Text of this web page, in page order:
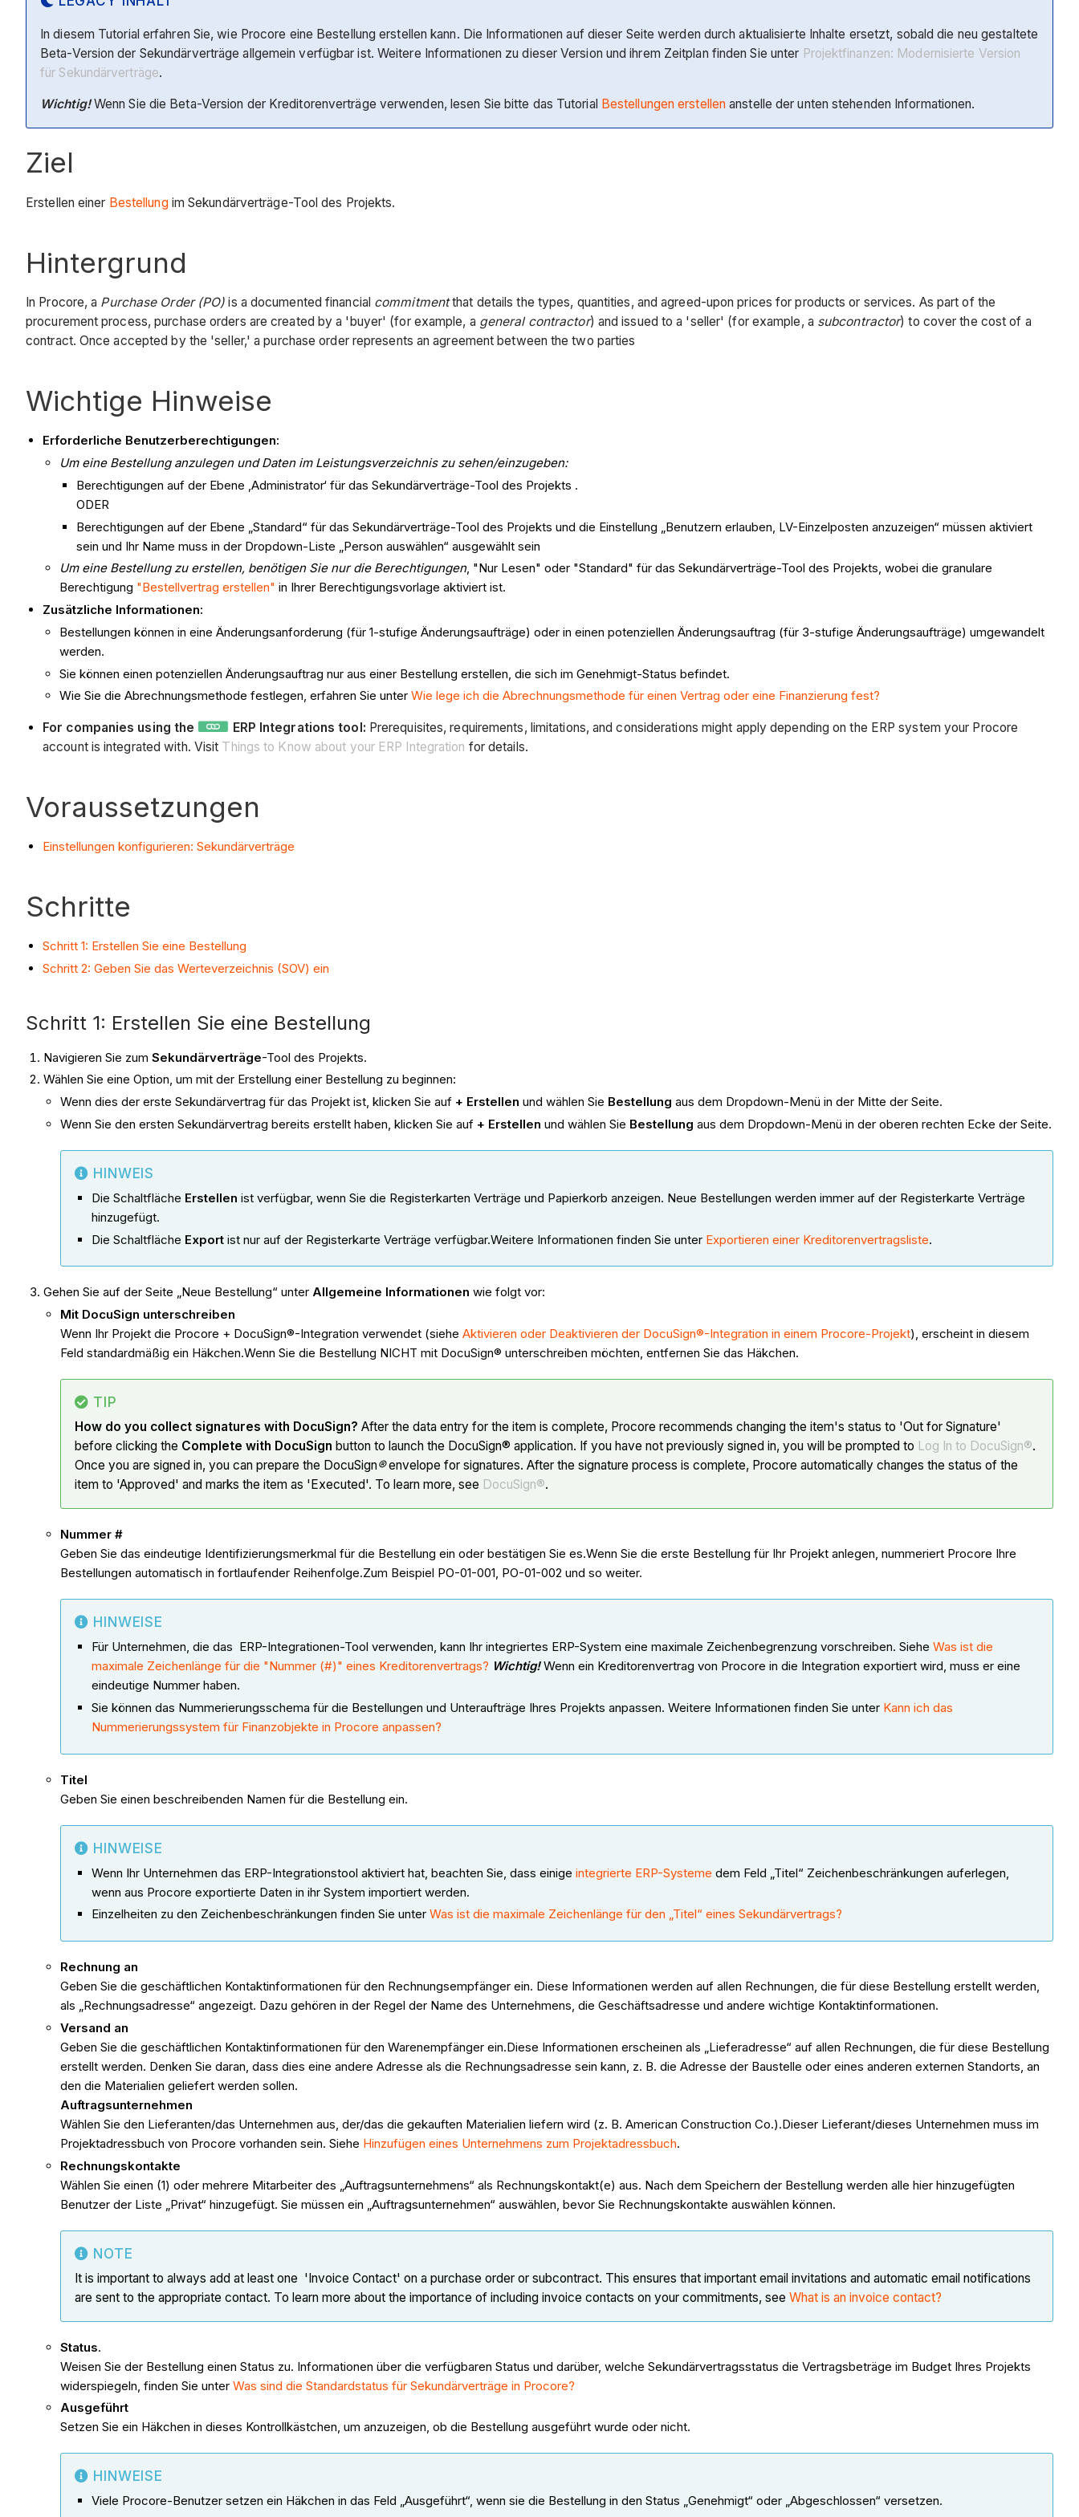
In diesem Tutorial erfahren Sie, wie Procore eine Bestellung erstellen kann. Die Informationen auf dieser Seite werden durch aktualisierte Inhalte ersetzt, sobald die neu gestaltete
Beta-Version der Sekundärverträge allgemein verfügbar ist. Weitere Informationen zu dieser Version und ihrem Zeitplan finden Sie unter Projektfinanzen: Modernisierte Version
für Sekundärverträge.
Wichtig!Wenn Sie die Beta-Version der Kreditorenverträge verwenden, lesen Sie bitte das Tutorial Bestellungen erstellen anstelle der unten stehenden Informationen.
Ziel
Erstellen einer Bestellungim Sekundärverträge-Tool des Projekts.
Hintergrund
In Procore, a Purchase Order (PO) is a documented financial commitmentthat details the types, quantities, and agreed-upon prices for products or services. As part of the
procurement process, purchase orders are created by a 'buyer' (for example, a general contractor) and issued to a 'seller' (for example, a subcontractor) to cover the cost of a
contract. Once accepted by the 'seller,' a purchase order represents an agreement between the two parties
Wichtige Hinweise
Erforderliche Benutzerberechtigungen:
Um eine Bestellung anzulegen und Daten im Leistungsverzeichnis zu sehen/einzugeben:
Berechtigungen auf der Ebene ‚Administrator‘ für das Sekundärverträge-Tool des Projekts .
ODER
Berechtigungen auf der Ebene „Standard“ für das Sekundärverträge-Tool des Projekts und die Einstellung „Benutzern erlauben, LV-Einzelposten anzuzeigen“ müssen aktiviert
sein und Ihr Name muss in der Dropdown-Liste „Person auswählen“ ausgewählt sein
Um eine Bestellung zu erstellen, benötigen Sie nur die Berechtigungen, "Nur Lesen" oder "Standard" für das Sekundärverträge-Tool des Projekts, wobei die granulare
Berechtigung "Bestellvertrag erstellen" in Ihrer Berechtigungsvorlage aktiviert ist.
Zusätzliche Informationen:
Bestellungen können in eine Änderungsanforderung (für 1-stufige Änderungsaufträge) oder in einen potenziellen Änderungsauftrag (für 3-stufige Änderungsaufträge) umgewandelt
werden.
Sie können einen potenziellen Änderungsauftrag nur aus einer Bestellung erstellen, die sich im Genehmigt-Status befindet.
Wie Sie die Abrechnungsmethode festlegen, erfahren Sie unter Wie lege ich die Abrechnungsmethode für einen Vertrag oder eine Finanzierung fest?
For companies using the ERP Integrations tool: Prerequisites, requirements, limitations, and considerations might apply depending on the ERP system your Procore
account is integrated with. Visit Things to Know about your ERP Integration for details.
Voraussetzungen
Einstellungen konfigurieren: Sekundärverträge
Schritte
Schritt 1: Erstellen Sie eine Bestellung
Schritt 2: Geben Sie das Werteverzeichnis (SOV) ein
Schritt 1: Erstellen Sie eine Bestellung
Navigieren Sie zumSekundärverträge-Tool des Projekts.
Wählen Sie eine Option, um mit der Erstellung einer Bestellung zu beginnen:
Wenn dies der erste Sekundärvertrag für das Projekt ist, klicken Sie auf + Erstellenund wählen Sie Bestellung aus dem Dropdown-Menü in der Mitte der Seite.
Wenn Sie den ersten Sekundärvertrag bereits erstellt haben, klicken Sie auf + Erstellenund wählen Sie Bestellung aus dem Dropdown-Menü in der oberen rechten Ecke der Seite.
HINWEIS
Die Schaltfläche Erstellen ist verfügbar, wenn Sie die Registerkarten Verträge und Papierkorb anzeigen. Neue Bestellungen werden immer auf der Registerkarte Verträge
hinzugefügt.
Die Schaltfläche Export ist nur auf der Registerkarte Verträge verfügbar.Weitere Informationen finden Sie unter Exportieren einer Kreditorenvertragsliste.
Gehen Sie auf der Seite „Neue Bestellung“ unter Allgemeine Informationen wie folgt vor:
Mit DocuSign unterschreiben
Wenn Ihr Projekt die Procore + DocuSign®-Integration verwendet (sieheAktivieren oder Deaktivieren der DocuSign®-Integration in einem Procore-Projekt), erscheint in diesem
Feld standardmäßig ein Häkchen.Wenn Sie die Bestellung NICHT mit DocuSign® unterschreiben möchten, entfernen Sie das Häkchen.
TIP
How do you collect signatures with DocuSign? After the data entry for the item is complete, Procore recommends changing the item's status to 'Out for Signature'
before clicking the Complete with DocuSign button to launch the DocuSign® application. If you have not previously signed in, you will be prompted to Log In to DocuSign®.
Once you are signed in, you can prepare the DocuSign®envelope for signatures. After the signature process is complete, Procore automatically changes the status of the
item to 'Approved' and marks the item as 'Executed'. To learn more, see DocuSign®.
Nummer #
Geben Sie das eindeutige Identifizierungsmerkmal für die Bestellung ein oder bestätigen Sie es.Wenn Sie die erste Bestellung für Ihr Projekt anlegen, nummeriert Procore Ihre
Bestellungen automatisch in fortlaufender Reihenfolge.Zum Beispiel PO-01-001, PO-01-002 und so weiter.
HINWEISE
Für Unternehmen, die das ERP-Integrationen-Tool verwenden, kann Ihr integriertes ERP-System eine maximale Zeichenbegrenzung vorschreiben. SieheWas ist die
maximale Zeichenlänge für die "Nummer (#)" eines Kreditorenvertrags? Wichtig!Wenn ein Kreditorenvertrag von Procore in die Integration exportiert wird, muss er eine
eindeutige Nummer haben.
Sie können das Nummerierungsschema für die Bestellungen und Unteraufträge Ihres Projekts anpassen. Weitere Informationen finden Sie unter Kann ich das
Nummerierungssystem für Finanzobjekte in Procore anpassen?
Titel
Geben Sie einen beschreibenden Namen für die Bestellung ein.
HINWEISE
Wenn Ihr Unternehmen das ERP-Integrationstool aktiviert hat, beachten Sie, dass einigeintegrierte ERP-Systeme dem Feld „Titel“ Zeichenbeschränkungen auferlegen,
wenn aus Procore exportierte Daten in ihr System importiert werden.
Einzelheiten zu den Zeichenbeschränkungen finden Sie unterWas ist die maximale Zeichenlänge für den „Titel“ eines Sekundärvertrags?
Rechnung an
Geben Sie die geschäftlichen Kontaktinformationen für den Rechnungsempfänger ein. Diese Informationen werden auf allen Rechnungen, die für diese Bestellung erstellt werden,
als „Rechnungsadresse“ angezeigt. Dazu gehören in der Regel der Name des Unternehmens, die Geschäftsadresse und andere wichtige Kontaktinformationen.
Versand an
Geben Sie die geschäftlichen Kontaktinformationen für den Warenempfänger ein.Diese Informationen erscheinen als „Lieferadresse“ auf allen Rechnungen, die für diese Bestellung
erstellt werden. Denken Sie daran, dass dies eine andere Adresse als die Rechnungsadresse sein kann, z. B. die Adresse der Baustelle oder eines anderen externen Standorts, an
den die Materialien geliefert werden sollen.
Auftragsunternehmen
Wählen Sie den Lieferanten/das Unternehmen aus, der/das die gekauften Materialien liefern wird (z. B. American Construction Co.).Dieser Lieferant/dieses Unternehmen muss im
Projektadressbuch von Procore vorhanden sein. Siehe Hinzufügen eines Unternehmens zum Projektadressbuch.
Rechnungskontakte
Wählen Sie einen (1) oder mehrere Mitarbeiter des „Auftragsunternehmens“ als Rechnungskontakt(e) aus. Nach dem Speichern der Bestellung werden alle hier hinzugefügten
Benutzer der Liste „Privat“ hinzugefügt. Sie müssen ein „Auftragsunternehmen“ auswählen, bevor Sie Rechnungskontakte auswählen können.
NOTE
It is important to always add at least one 'Invoice Contact' on a purchase order or subcontract. This ensures that important email invitations and automatic email notifications
are sent to the appropriate contact. To learn more about the importance of including invoice contacts on your commitments, seeWhat is an invoice contact?
Status.
Weisen Sie der Bestellung einen Status zu. Informationen über die verfügbaren Status und darüber, welche Sekundärvertragsstatus die Vertragsbeträge im Budget Ihres Projekts
widerspiegeln, finden Sie unterWas sind die Standardstatus für Sekundärverträge in Procore?
Ausgeführt
Setzen Sie ein Häkchen in dieses Kontrollkästchen, um anzuzeigen, ob die Bestellung ausgeführt wurde oder nicht.
HINWEISE
Viele Procore-Benutzer setzen ein Häkchen in das Feld „Ausgeführt“, wenn sie die Bestellung in den Status „Genehmigt“ oder „Abgeschlossen“ versetzen.